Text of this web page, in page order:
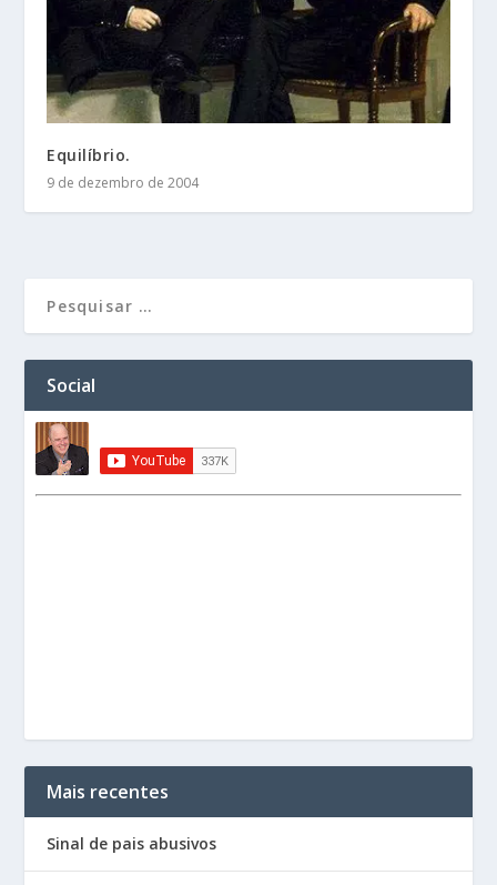
Equilíbrio.
9 de dezembro de 2004
Social
Mais recentes
Sinal de pais abusivos